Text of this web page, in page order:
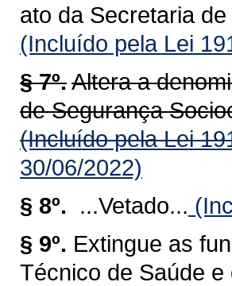
ato da Secretaria
(Incluído pela Lei
§ 7º.Altera a
de Segurança
(Incluído pela Lei
30/06/2022)
§ 8º.
...Vetado...
§ 9º. Extingue as
Técnico de Saúde